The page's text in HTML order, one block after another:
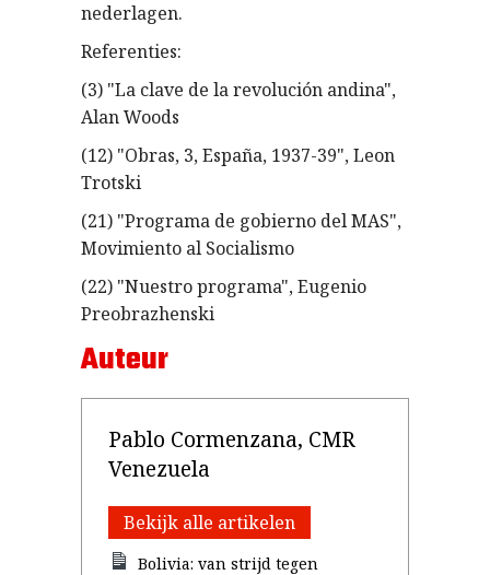
nederlagen.
Referenties:
(3) "La clave de la revolución andina",
Alan Woods
(12) "Obras, 3, España, 1937-39", Leon
Trotski
(21) "Programa de gobierno del MAS",
Movimiento al Socialismo
(22) "Nuestro programa", Eugenio
Preobrazhenski
Auteur
Pablo Cormenzana, CMR
Venezuela
Bekijk alle artikelen
Bolivia: van strijd tegen